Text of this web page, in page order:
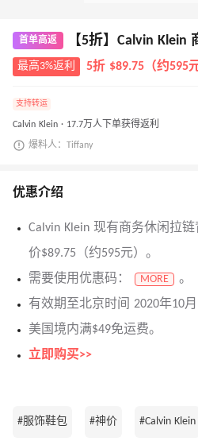
首单高返 【5折】Calvin Klein
最高3%返利 5折 $89.75（约595
支持转运
Calvin Klein · 17.7万人下单获得返利
爆料人：Tiffany
优惠介绍
Calvin Klein 现有商务休闲拉
价$89.75（约595元）。
需要使用优惠码：
MORE
。
有效期至北京时间 2020年10月
美国境内满$49免运费。
立即购买>>
#服饰鞋包 #神价 #Calvin Klein